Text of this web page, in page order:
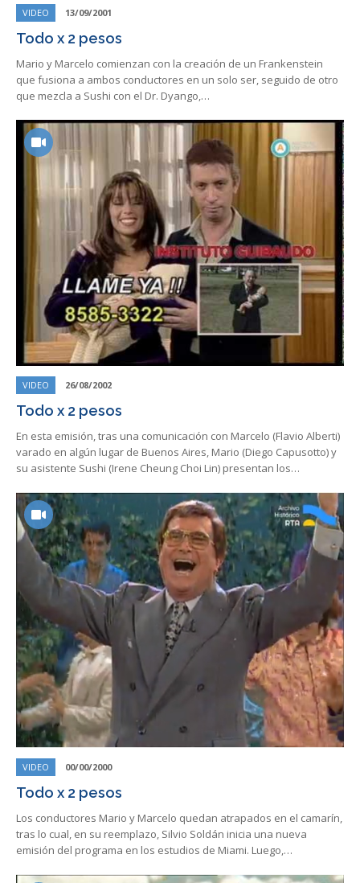
VIDEO 13/09/2001
Todo x 2 pesos
Mario y Marcelo comienzan con la creación de un Frankenstein
que fusiona a ambos conductores en un solo ser, seguido de otro
que mezcla a Sushi con el Dr. Dyango,…
VIDEO 26/08/2002
Todo x 2 pesos
En esta emisión, tras una comunicación con Marcelo (Flavio Alberti)
varado en algún lugar de Buenos Aires, Mario (Diego Capusotto) y
su asistente Sushi (Irene Cheung Choi Lin) presentan los…
VIDEO 00/00/2000
Todo x 2 pesos
Los conductores Mario y Marcelo quedan atrapados en el camarín,
tras lo cual, en su reemplazo, Silvio Soldán inicia una nueva
emisión del programa en los estudios de Miami. Luego,…